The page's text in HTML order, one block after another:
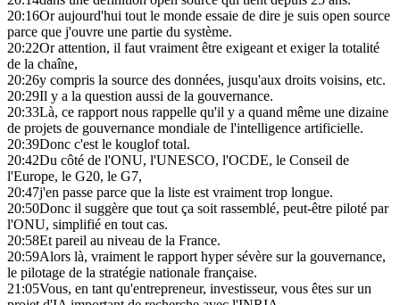
20:16Or aujourd'hui tout le monde essaie de dire je suis open source
parce que j'ouvre une partie du système.
20:22Or attention, il faut vraiment être exigeant et exiger la totalité
de la chaîne,
20:26y compris la source des données, jusqu'aux droits voisins, etc.
20:29Il y a la question aussi de la gouvernance.
20:33Là, ce rapport nous rappelle qu'il y a quand même une dizaine
de projets de gouvernance mondiale de l'intelligence artificielle.
20:39Donc c'est le kouglof total.
20:42Du côté de l'ONU, l'UNESCO, l'OCDE, le Conseil de
l'Europe, le G20, le G7,
20:47j'en passe parce que la liste est vraiment trop longue.
20:50Donc il suggère que tout ça soit rassemblé, peut-être piloté par
l'ONU, simplifié en tout cas.
20:58Et pareil au niveau de la France.
20:59Alors là, vraiment le rapport hyper sévère sur la gouvernance,
le pilotage de la stratégie nationale française.
21:05Vous, en tant qu'entrepreneur, investisseur, vous êtes sur un